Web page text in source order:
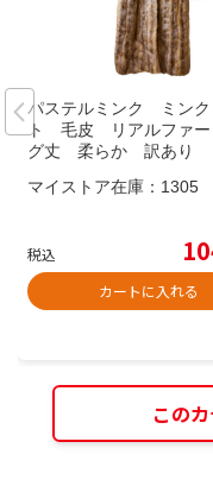
パステルミンク ミンク
ト 毛皮 リアルファ
グ丈 柔らか 訳あり
マイストア在庫： 1305
税込
カートに入れる
この